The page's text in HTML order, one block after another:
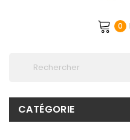
0
CATÉGORIE